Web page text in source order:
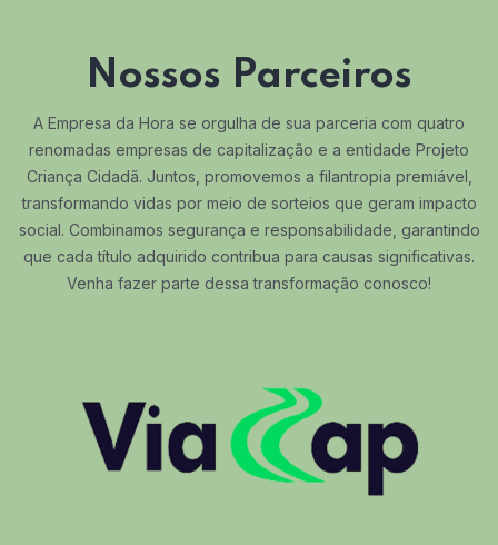
Nossos Parceiros
A Empresa da Hora se orgulha de sua parceria com quatro
renomadas empresas de capitalização e a entidade Projeto
Criança Cidadã. Juntos, promovemos a filantropia premiável,
transformando vidas por meio de sorteios que geram impacto
social. Combinamos segurança e responsabilidade, garantindo
que cada título adquirido contribua para causas significativas.
Venha fazer parte dessa transformação conosco!